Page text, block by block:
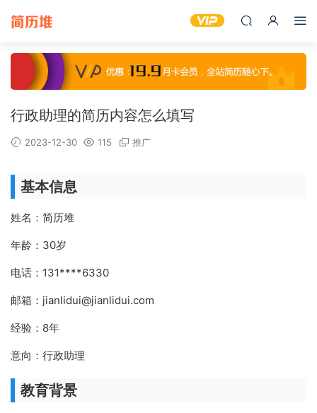
行政助理的简历内容怎么填写
2023-12-30 115 推广
基本信息
姓名：简历堆
年龄：30岁
电话：131****6330
邮箱：jianlidui@jianlidui.com
经验：8年
意向：行政助理
教育背景